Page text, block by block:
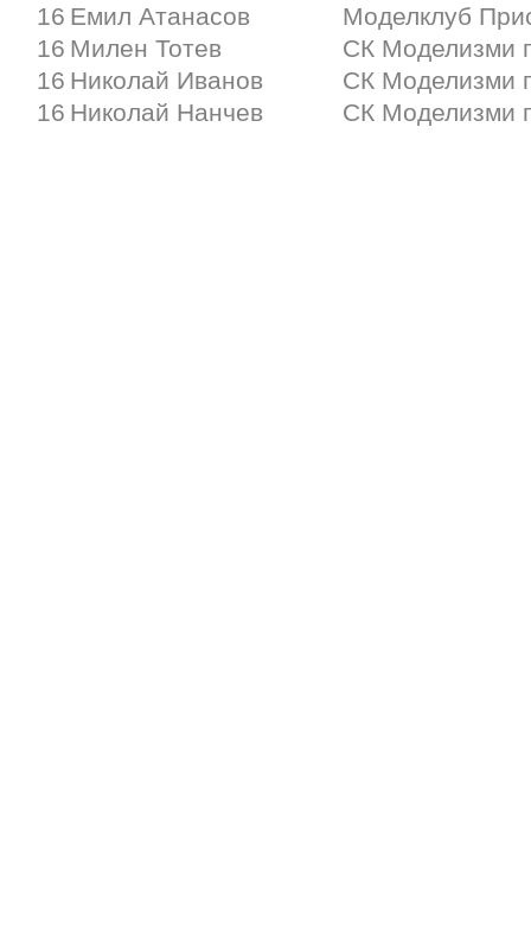
16 Емил Атанасов
Моделклуб
16 Милен Тотев
СК Моделизми
16 Николай Иванов
СК Моделизми
16 Николай Нанчев СК Моделизми